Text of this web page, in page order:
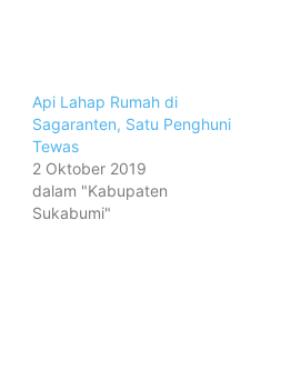
Api Lahap Rumah di
Sagaranten, Satu Penghuni
Tewas
2 Oktober 2019
dalam "Kabupaten
Sukabumi"